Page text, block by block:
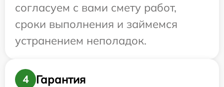
согласуем с вами смету работ,
сроки выполнения и займемся
устранением неполадок.
4
Гарантия